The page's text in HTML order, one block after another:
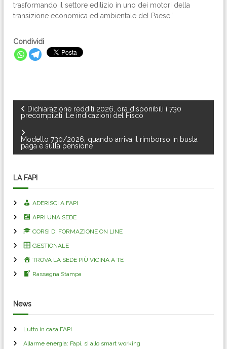
trasformando il settore edilizio in uno dei motori della
transizione economica ed ambientale del Paese”.
Condividi
N
v
i
g
a
z
i
n
e
Dichiarazione redditi 2026, ora disponibili i 730
precompilati. Le indicazioni del Fisco
Modello 730/2026, quando arriva il rimborso in busta
paga e sulla pensione
LA FAPI
ADERISCI A FAPI
APRI UNA SEDE
CORSI DI FORMAZIONE ON LINE
GESTIONALE
TROVA LA SEDE PIÙ VICINA A TE
Rassegna Stampa
News
Lutto in casa FAPI
Allarme energia: Fapi, si allo smart working